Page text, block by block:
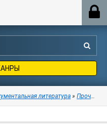
литература » Прочая